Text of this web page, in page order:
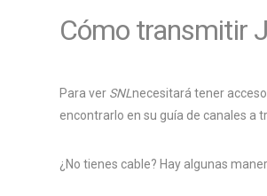
Cómo transmitir
Para ver SNLnecesitará tener
encontrarlo en su guía de canales a
¿No tienes cable? Hay algunas